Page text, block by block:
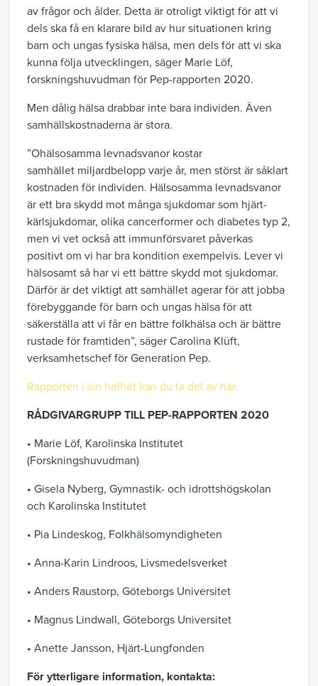
av frågor och ålder. Detta är otroligt viktigt för att vi
dels ska få en klarare bild av hur situationen kring
barn och ungas fysiska hälsa, men dels för att vi ska
kunna följa utvecklingen, säger Marie Löf,
forskningshuvudman för Pep-rapporten 2020.
Men dålig hälsa drabbar inte bara individen. Även
samhällskostnaderna är stora.
”Ohälsosamma levnadsvanor kostar
samhället miljardbelopp varje år, men störst är såklart
kostnaden för individen. Hälsosamma levnadsvanor
är ett bra skydd mot många sjukdomar som hjärt-
kärlsjukdomar, olika cancerformer och diabetes typ 2,
men vi vet också att immunförsvaret påverkas
positivt om vi har bra kondition exempelvis. Lever vi
hälsosamt så har vi ett bättre skydd mot sjukdomar.
Därför är det viktigt att samhället agerar för att jobba
förebyggande för barn och ungas hälsa för att
säkerställa att vi får en bättre folkhälsa och är bättre
rustade för framtiden”, säger Carolina Klüft,
verksamhetschef för Generation Pep.
Rapporten i sin helhet kan du ta del av här.
RÅDGIVARGRUPP TILL PEP-RAPPORTEN 2020
• Marie Löf, Karolinska Institutet
(Forskningshuvudman)
• Gisela Nyberg, Gymnastik- och idrottshögskolan
och Karolinska Institutet
• Pia Lindeskog, Folkhälsomyndigheten
• Anna-Karin Lindroos, Livsmedelsverket
• Anders Raustorp, Göteborgs Universitet
• Magnus Lindwall, Göteborgs Universitet
• Anette Jansson, Hjärt-Lungfonden
För ytterligare information, kontakta: